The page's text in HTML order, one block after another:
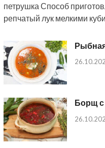
петрушка Способ
репчатый лук мелкими
Борщ с